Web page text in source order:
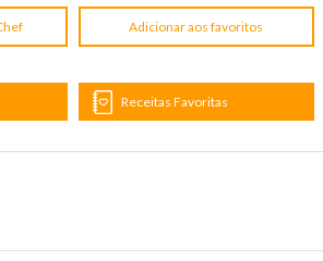
Adicionar aos favoritos
Receitas Favoritas